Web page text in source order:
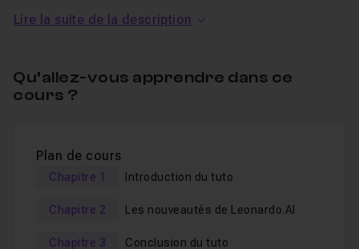
Leonardo.ai modèle Phoenix :
Générer des textes et/ou logos
Describe with AI
Edit with AI
Lire la suite de la description
Qu’allez-vous apprendre dans ce
cours ?
Plan de cours
Chapitre 1 Introduction du tuto
Chapitre 2 Les nouveautés de Leonardo.AI
Chapitre 3 Conclusion du tuto